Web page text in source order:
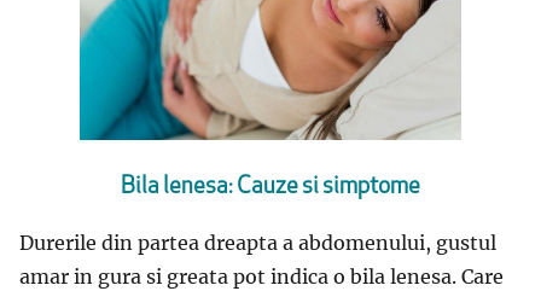
Bila lenesa: Cauze si simptome
Durerile din partea dreapta a abdomenului, gustul
amar in gura si greata pot indica o bila lenesa. Care